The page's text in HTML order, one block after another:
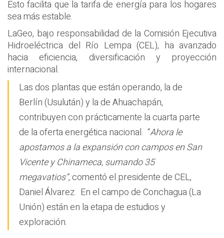
Esto facilita que la tarifa de energía para los hogares
sea más estable.
LaGeo, bajo responsabilidad de la Comisión Ejecutiva
Hidroeléctrica del Río Lempa (CEL), ha avanzado
hacia eficiencia, diversificación y proyección
internacional.
Las dos plantas que están operando, la de
Berlín (Usulután) y la de Ahuachapán,
contribuyen con prácticamente la cuarta parte
de la oferta energética nacional. “Ahora le
apostamos a la expansión con campos en San
Vicente y Chinameca, sumando 35
megavatios”, comentó el presidente de CEL,
Daniel Álvarez. En el campo de Conchagua (La
Unión) están en la etapa de estudios y
exploración.